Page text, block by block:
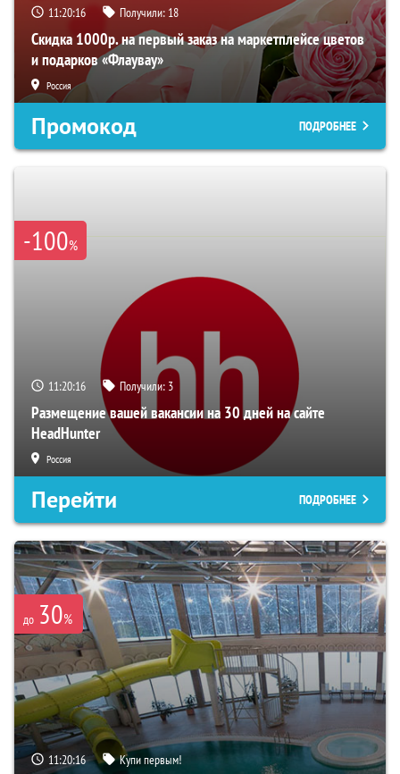
11:20:15 Получили: 18
Скидка 1000р. на первый заказ на маркетплейсе цветов
и подарков «Флаувау»
Россия
Промокод ПОДРОБНЕЕ
-100%
11:20:15 Получили: 3
Размещение вашей вакансии на 30 дней на сайте
HeadHunter
Россия
Перейти ПОДРОБНЕЕ
до 30%
11:20:15 Купи первым!